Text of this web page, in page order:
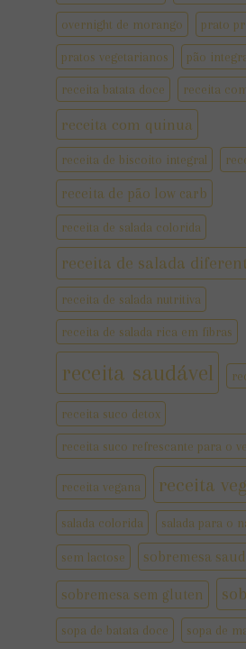
overnight de morango prato
pratos vegetarianos pão
receita batata doce receita
receita com quinua
receita de biscoito integral
receita de pão low carb
receita de salada colorida
receita de salada
receita de salada nutritiva
receita de salada rica em fibras
receita saudável
receita suco detox
receita suco refrescante para o
receita vegana receita
salada colorida salada para o
sem lactose sobremesa
sobremesa sem gluten
sopa de batata doce sopa de